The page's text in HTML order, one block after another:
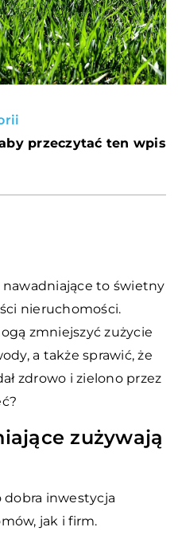
przeczytać ten wpis
to świetny
nieruchomości.
zmniejszyć zużycie
a także sprawić, że
zdrowo i zielono przez
zużywają
dobra inwestycja
jak i firm.